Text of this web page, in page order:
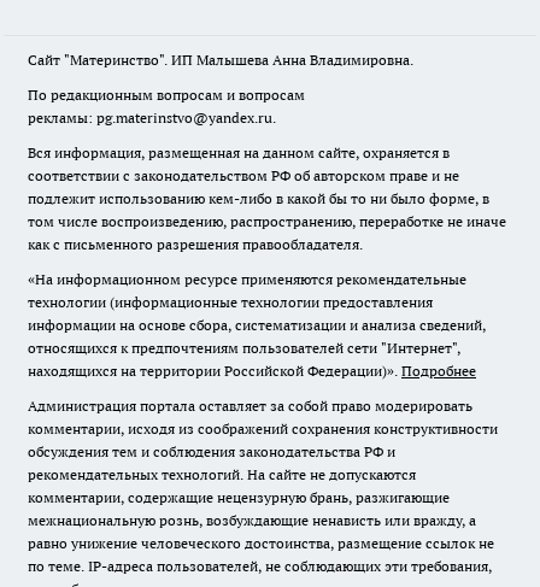
Сайт "Материнство". ИП Малышева Анна Владимировна.
По редакционным вопросам и вопросам
рекламы: pg.materinstvo@yandex.ru.
Вся информация, размещенная на данном сайте, охраняется в
соответствии с законодательством РФ об авторском праве и не
подлежит использованию кем-либо в какой бы то ни было форме, в
том числе воспроизведению, распространению, переработке не иначе
как с письменного разрешения правообладателя.
«На информационном ресурсе применяются рекомендательные
технологии (информационные технологии предоставления
информации на основе сбора, систематизации и анализа сведений,
относящихся к предпочтениям пользователей сети "Интернет",
находящихся на территории Российской Федерации)». Подробнее
Администрация портала оставляет за собой право модерировать
комментарии, исходя из соображений сохранения конструктивности
обсуждения тем и соблюдения законодательства РФ и
рекомендательных технологий. На сайте не допускаются
комментарии, содержащие нецензурную брань, разжигающие
межнациональную рознь, возбуждающие ненависть или вражду, а
равно унижение человеческого достоинства, размещение ссылок не
по теме. IP-адреса пользователей, не соблюдающих эти требования,